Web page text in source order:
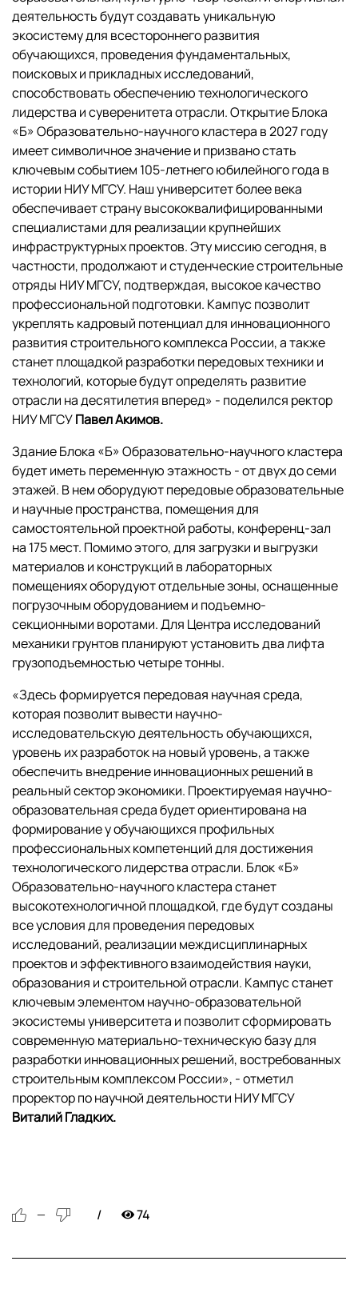
деятельность будут создавать уникальную
экосистему для всестороннего развития
обучающихся, проведения фундаментальных,
поисковых и прикладных исследований,
способствовать обеспечению технологического
лидерства и суверенитета отрасли. Открытие Блока
«Б» Образовательно-научного кластера в 2027 году
имеет символичное значение и призвано стать
ключевым событием 105-летнего юбилейного года в
истории НИУ МГСУ. Наш университет более века
обеспечивает страну высококвалифицированными
специалистами для реализации крупнейших
инфраструктурных проектов. Эту миссию сегодня, в
частности, продолжают и студенческие строительные
отряды НИУ МГСУ, подтверждая, высокое качество
профессиональной подготовки. Кампус позволит
укреплять кадровый потенциал для инновационного
развития строительного комплекса России, а также
станет площадкой разработки передовых техники и
технологий, которые будут определять развитие
отрасли на десятилетия вперед» - поделился ректор
НИУ МГСУПавел Акимов.
Здание Блока «Б» Образовательно-научного кластера
будет иметь переменную этажность - от двух до семи
этажей. В нем оборудуют передовые образовательные
и научные пространства, помещения для
самостоятельной проектной работы, конференц-зал
на 175 мест. Помимо этого, для загрузки и выгрузки
материалов и конструкций в лабораторных
помещениях оборудуют отдельные зоны, оснащенные
погрузочным оборудованием и подъемно-
секционными воротами. Для Центра исследований
механики грунтов планируют установить два лифта
грузоподъемностью четыре тонны.
«Здесь формируется передовая научная среда,
которая позволит вывести научно-
исследовательскую деятельность обучающихся,
уровень их разработок на новый уровень, а также
обеспечить внедрение инновационных решений в
реальный сектор экономики. Проектируемая научно-
образовательная среда будет ориентирована на
формирование у обучающихся профильных
профессиональных компетенций для достижения
технологического лидерства отрасли. Блок «Б»
Образовательно-научного кластера станет
высокотехнологичной площадкой, где будут созданы
все условия для проведения передовых
исследований, реализации междисциплинарных
проектов и эффективного взаимодействия науки,
образования и строительной отрасли. Кампус станет
ключевым элементом научно-образовательной
экосистемы университета и позволит сформировать
современную материально-техническую базу для
разработки инновационных решений, востребованных
строительным комплексом России», - отметил
проректор по научной деятельности НИУ МГСУ
Виталий Гладких.
— 74